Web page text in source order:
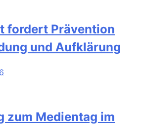
fordert Prävention
und Aufklärung
zum Medientag im